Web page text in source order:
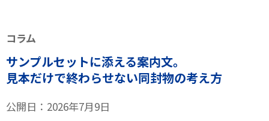
コラム
サンプルセットに添える案内文。
見本だけで終わらせない同封物の考え方
公開日：2026年7月9日